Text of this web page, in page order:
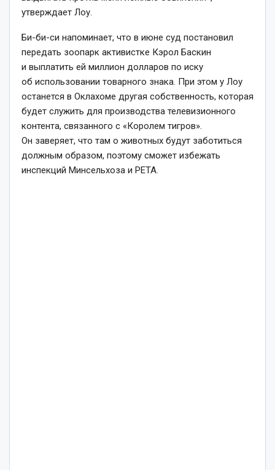
утверждает Лоу.
Би-би-си напоминает, что в июне суд постановил
передать зоопарк активистке Кэрол Баскин
и выплатить ей миллион долларов по иску
об использовании товарного знака. При этом у Лоу
останется в Оклахоме другая собственность, которая
будет служить для производства телевизионного
контента, связанного с «Королем тигров».
Он заверяет, что там о животных будут заботиться
должным образом, поэтому сможет избежать
инспекций Минсельхоза и РЕТА.